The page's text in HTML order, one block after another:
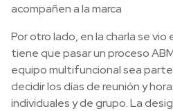
acompañen a la marca
Por otro lado, en la charla se vio
tiene que pasar un proceso
equipo multifuncional sea
decidir los días de reunión y
individuales y de grupo. La